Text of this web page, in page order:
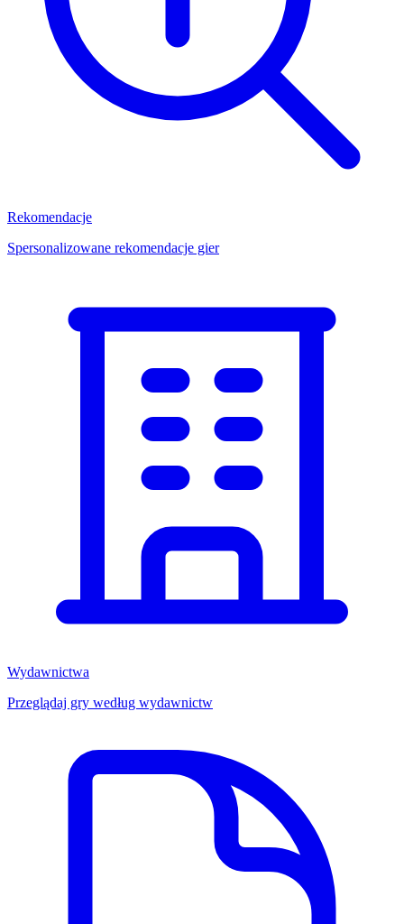
Rekomendacje
Spersonalizowane rekomendacje gier
Wydawnictwa
Przeglądaj gry według wydawnictw